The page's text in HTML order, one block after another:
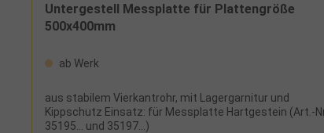
Untergestell Messplatte für Plattengröße
500x400mm
ab Werk
aus stabilem Vierkantrohr, mit Lagergarnitur und
Kippschutz Einsatz: für Messplatte Hartgestein (Art.-Nr.
35195... und 35197...)